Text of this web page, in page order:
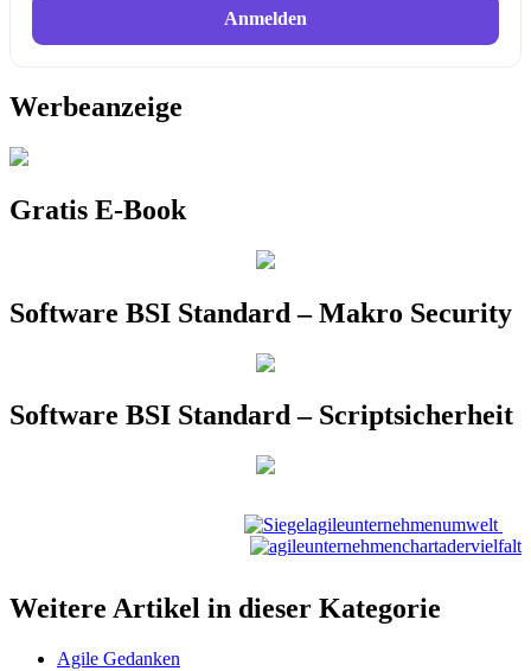
Anmelden
Werbeanzeige
Gratis E-Book
Software BSI Standard – Makro Security
Software BSI Standard – Scriptsicherheit
Weitere Artikel in dieser Kategorie
Agile Gedanken